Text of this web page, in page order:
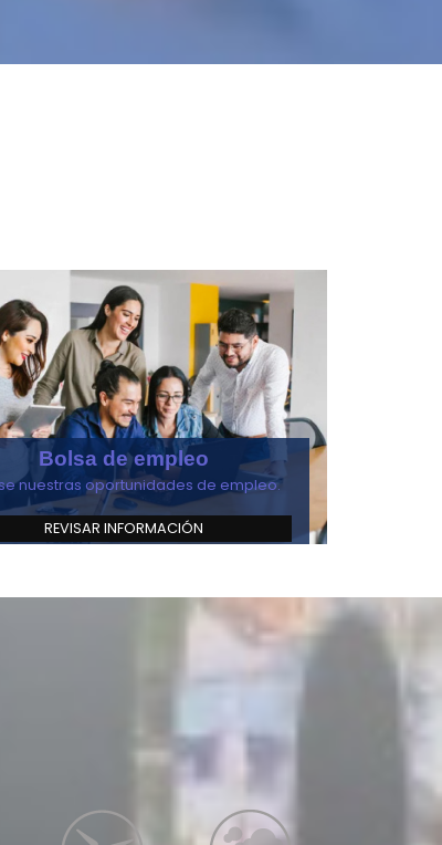
Bolsa de empleo
nuestras oportunidades de empleo.
REVISAR INFORMACIÓN